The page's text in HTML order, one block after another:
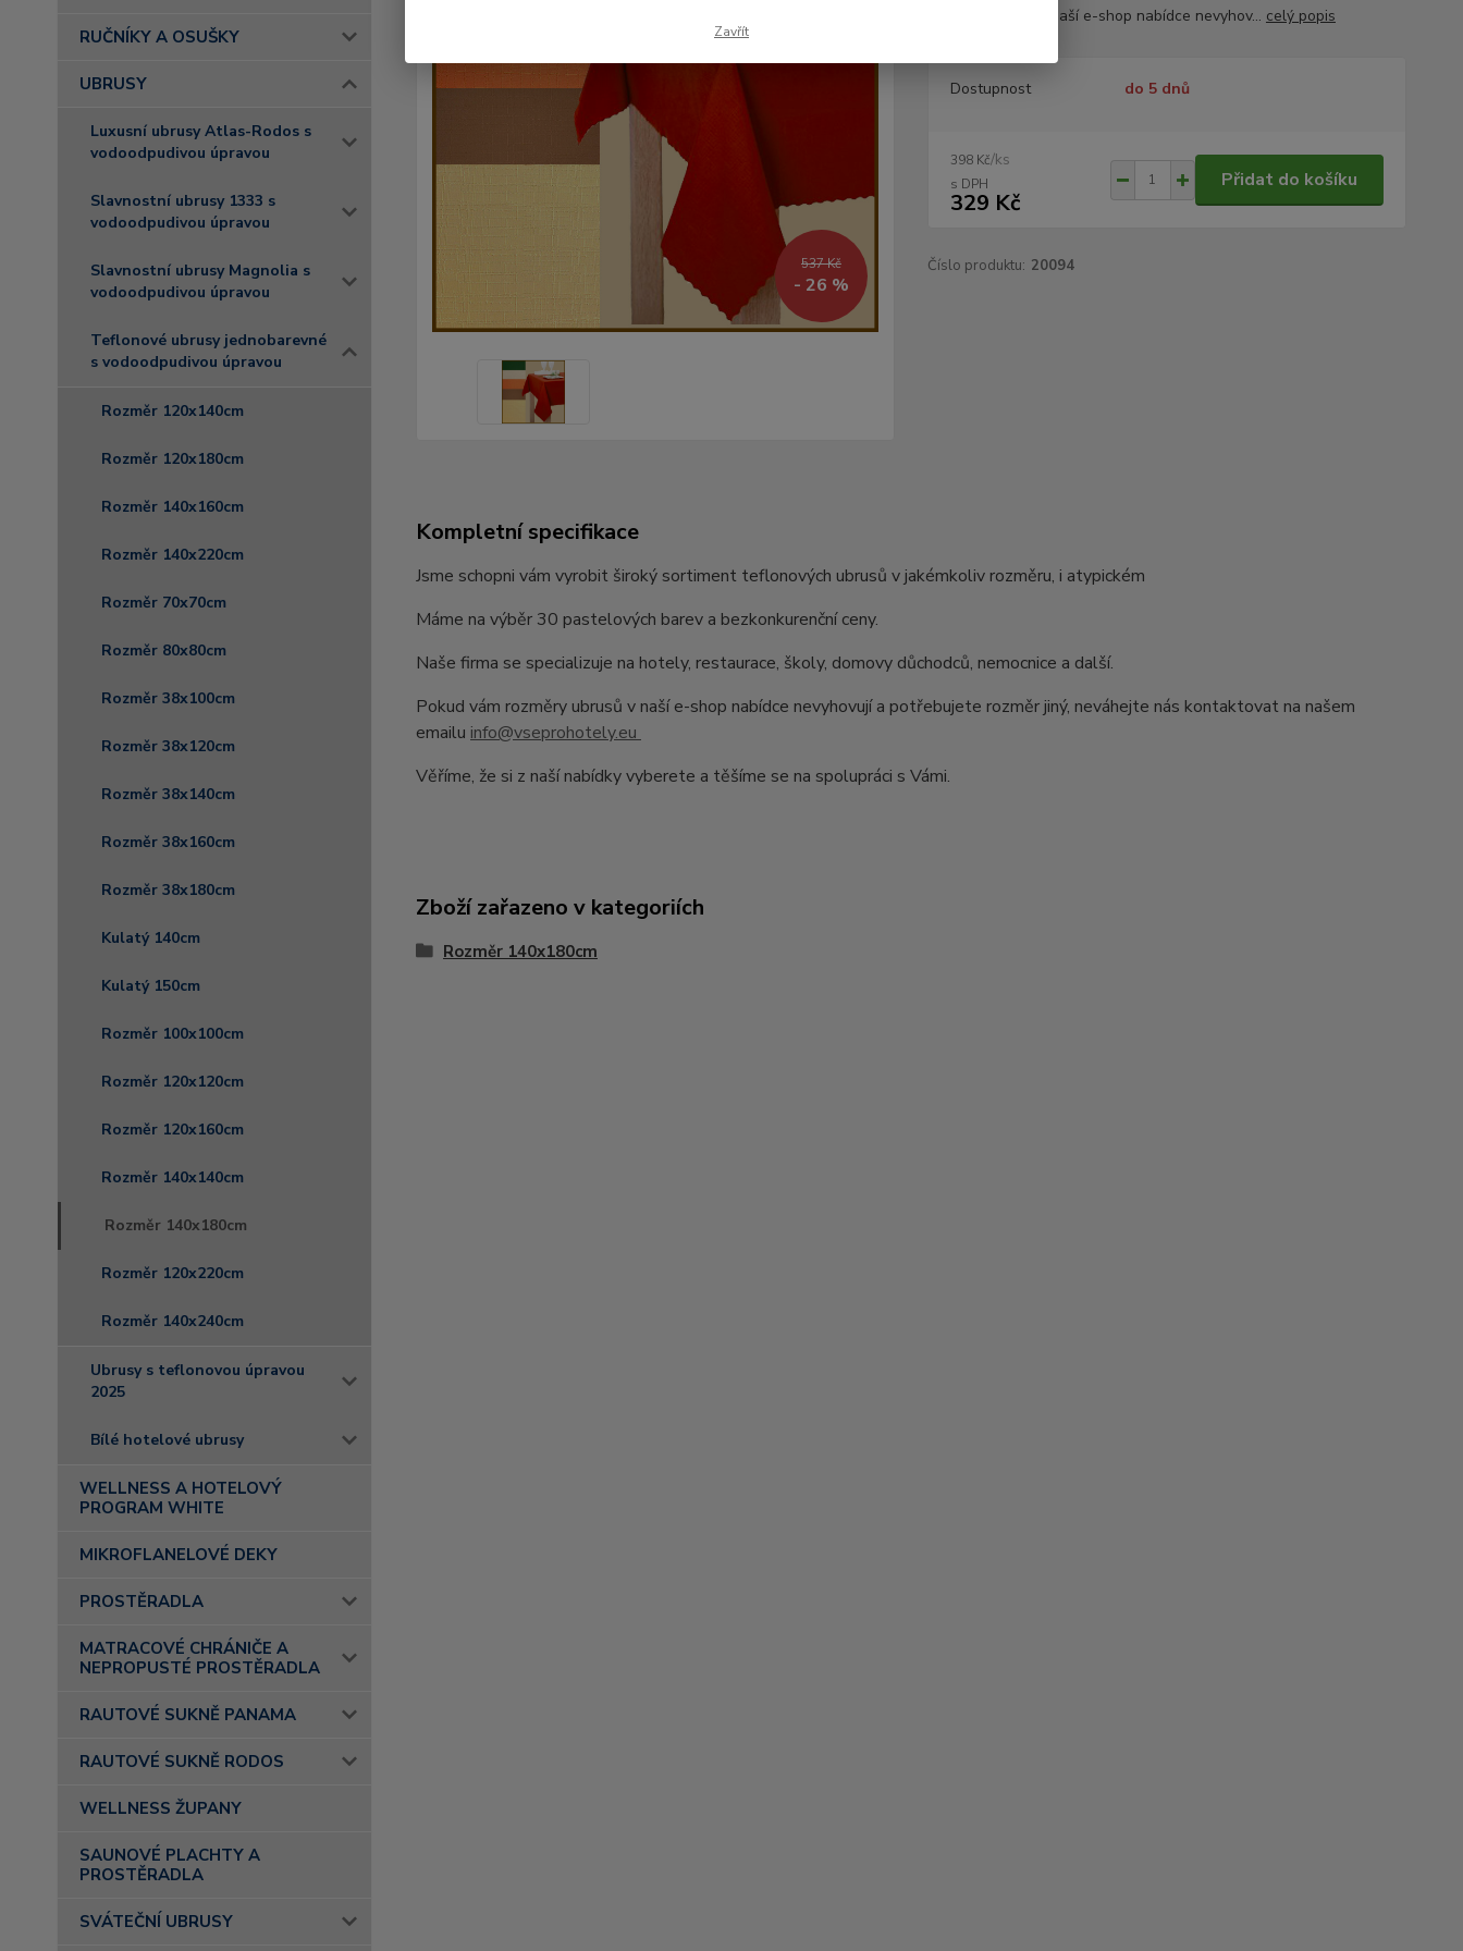
RUČNÍKY A OSUŠKY
UBRUSY
Luxusní ubrusy Atlas-Rodos s
vodoodpudivou úpravou
Slavnostní ubrusy 1333 s
vodoodpudivou úpravou
Slavnostní ubrusy Magnolia s
vodoodpudivou úpravou
Teflonové ubrusy jednobarevné
s vodoodpudivou úpravou
Rozměr 120x140cm
Rozměr 120x180cm
Rozměr 140x160cm
Rozměr 140x220cm
Rozměr 70x70cm
Rozměr 80x80cm
Rozměr 38x100cm
Rozměr 38x120cm
Rozměr 38x140cm
Rozměr 38x160cm
Rozměr 38x180cm
Kulatý 140cm
Kulatý 150cm
Rozměr 100x100cm
Rozměr 120x120cm
Rozměr 120x160cm
Rozměr 140x140cm
Rozměr 140x180cm
Rozměr 120x220cm
Rozměr 140x240cm
Ubrusy s teflonovou úpravou
2025
Bílé hotelové ubrusy
WELLNESS A HOTELOVÝ
PROGRAM WHITE
MIKROFLANELOVÉ DEKY
PROSTĚRADLA
MATRACOVÉ CHRÁNIČE A
NEPROPUSTÉ PROSTĚRADLA
RAUTOVÉ SUKNĚ PANAMA
RAUTOVÉ SUKNĚ RODOS
WELLNESS ŽUPANY
SAUNOVÉ PLACHTY A
PROSTĚRADLA
SVÁTEČNÍ UBRUSY
537 Kč
- 26 %
rozměry ubrusů v naší e-shop nabídce nevyhov... celý popis
Dostupnost do 5 dnů
398 Kč/ks
329 Kč
Přidat do košíku
Číslo produktu: 20094
Kompletní specifikace
Jsme schopni vám vyrobit široký sortiment teflonových ubrusů v jakémkoliv rozměru, i atypickém
Máme na výběr 30 pastelových barev a bezkonkurenční ceny.
Naše firma se specializuje na hotely, restaurace, školy, domovy důchodců, nemocnice a další.
Pokud vám rozměry ubrusů v naší e-shop nabídce nevyhovují a potřebujete rozměr jiný, neváhejte nás kontaktovat na našem
emailu info@vseprohotely.eu
Věříme, že si z naší nabídky vyberete a těšíme se na spolupráci s Vámi.
Zboží zařazeno v kategoriích
Rozměr 140x180cm
Zavřít